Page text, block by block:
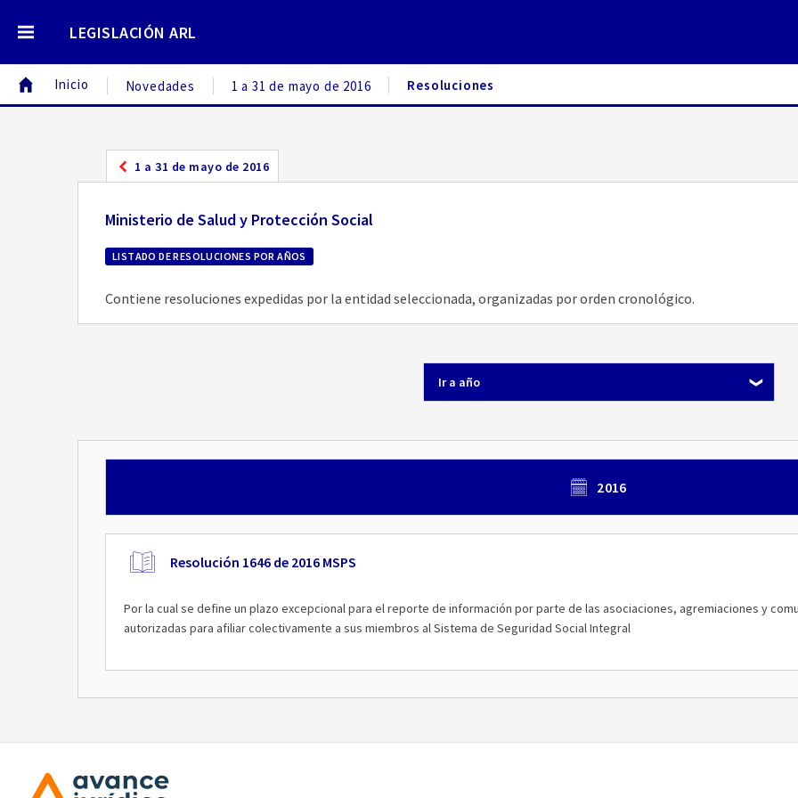
LEGISLACIÓN ARL
Inicio Novedades 1 a 31 de mayo de 2016 Resoluciones
1 a 31 de mayo de 2016
Ministerio de Salud y Protección Social
LISTADO DE RESOLUCIONES POR AÑOS
Contiene resoluciones expedidas por la entidad seleccionada, organizadas por orden cronológico.
Ir a año
2016
Resolución 1646 de 2016 MSPS
Por la cual se define un plazo excepcional para el reporte de información por parte de las asociaciones, agremiaciones y
autorizadas para afiliar colectivamente a sus miembros al Sistema de Seguridad Social Integral